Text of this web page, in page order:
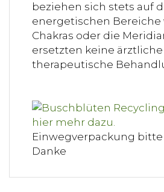
beziehen sich stets auf
energetischen Bereiche
Chakras oder die
ersetzten keine
therapeutische
Einwegverpackung bitte
Danke